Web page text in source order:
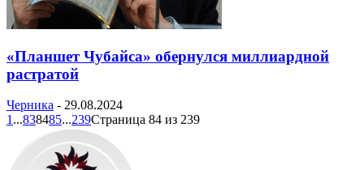
«Планшет Чубайса» обернулся миллиардной
растратой
Черника - 29.08.2024
1 ...838485...239Страница 84 из 239